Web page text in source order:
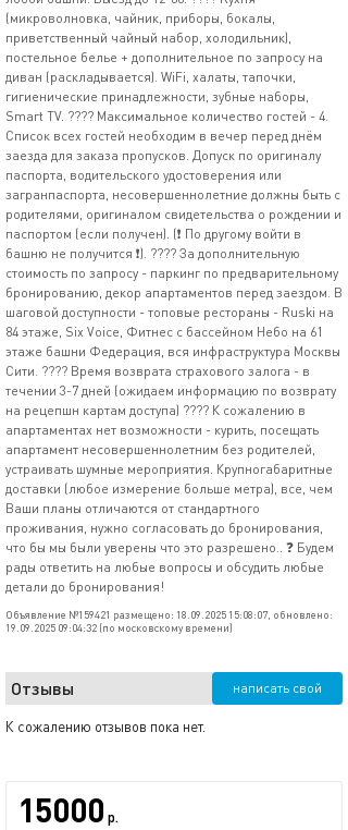
(микpoвoлновка, чайник, приборы, бокалы,
приветственный чайный набор, холодильник),
постельное белье + дополнительное по запросу на
диван (раскладывается). WiFi, халаты, тапочки,
гигиенические принадлежности, зубные наборы,
Smаrt ТV. ???? Максимальное количество гостей - 4.
Список всех гостей необходим в вечер перед днём
заезда для заказа пропусков. Допуск по оригиналу
паспорта, водительского удостоверения или
загранпаспорта, несовершеннолетние должны быть с
родителями, оригиналом свидетельства о рождении и
паспортом (если получен). (❗️ По другому войти в
башню не получится ❗️). ???? За дополнительную
стоимость по запросу - паркинг по предварительному
бронированию, декор апартаментов перед заездом. В
шаговой доступности - топовые рестораны - Ruski на
84 этаже, Siх Vоiсе, Фитнес с бассейном Небо на 61
этаже башни Федерация, вся инфраструктура Москвы
Сити. ???? Время возврата страхового залога - в
течении 3-7 дней (ожидаем информацию по возврату
на рецепшн картам доступа) ???? К сожалению в
апартаментах нет возможности - курить, посещать
апартамент несовершеннолетним без родителей,
устраивать шумные мероприятия. Крупногабаритные
доставки (любое измерение больше метра), все, чем
Ваши планы отличаются от стандартного
проживания, нужно согласовать до бронирования,
что бы мы были уверены что это разрешено.. ❓ Будем
рады ответить на любые вопросы и обсудить любые
детали до бронирования!
Объявление №159421 размещено: 18.09.2025 15:08:07, обновлено:
19.09.2025 09:04:32 (по московскому времени)
Отзывы написать свой
К сожалению отзывов пока нет.
15000 р.